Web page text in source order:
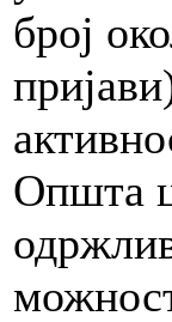
број
Општа